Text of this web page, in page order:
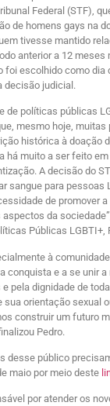
Federal (STF),
de homens gays na
tivesse mantido
anterior a 12 meses
foi escolhido como dia
decisão judicial.
de políticas públicas
mesmo hoje, muitas
histórica à doação
há muito a ser feito
A decisão do
sangue para pessoas
de promover
da
Públicas LGBTI+,
à
conquista e a se unir a
pela dignidade de
sua orientação sexual
construir um futuro
Pedro.
desse público
maio por meio deste
por atender os